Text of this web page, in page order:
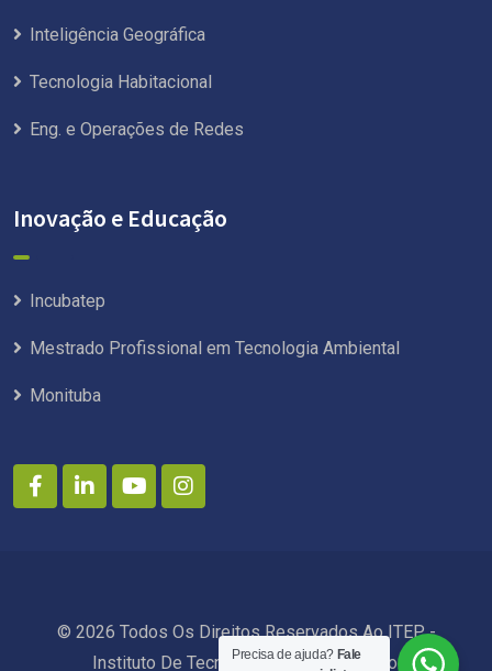
Inteligência Geográfica
Tecnologia Habitacional
Eng. e Operações de Redes
Inovação e Educação
Incubatep
Mestrado Profissional em Tecnologia Ambiental
Monituba
© 2026 Todos Os Direitos Reservados Ao ITEP -
Instituto De Tecnologia De Pernambuco.
Precisa de ajuda? Fale